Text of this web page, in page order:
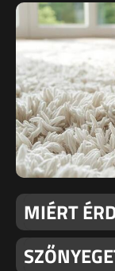
MIÉRT